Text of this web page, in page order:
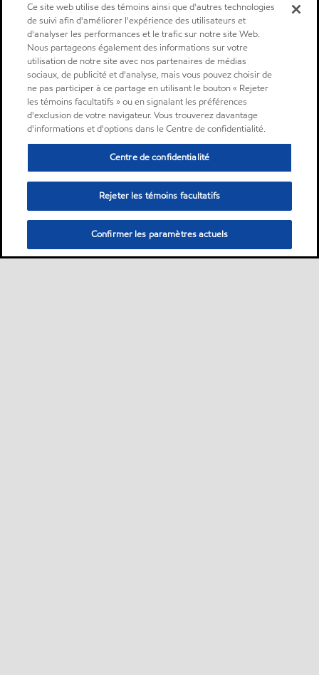
Ce site web utilise des témoins ainsi que d'autres technologies
de suivi afin d'améliorer l'expérience des utilisateurs et
d'analyser les performances et le trafic sur notre site Web.
Nous partageons également des informations sur votre
utilisation de notre site avec nos partenaires de médias
sociaux, de publicité et d'analyse, mais vous pouvez choisir de
ne pas participer à ce partage en utilisant le bouton « Rejeter
les témoins facultatifs » ou en signalant les préférences
d'exclusion de votre navigateur. Vous trouverez davantage
d'informations et d'options dans le Centre de confidentialité.
Centre de confidentialité
Rejeter les témoins facultatifs
Confirmer les paramètres actuels